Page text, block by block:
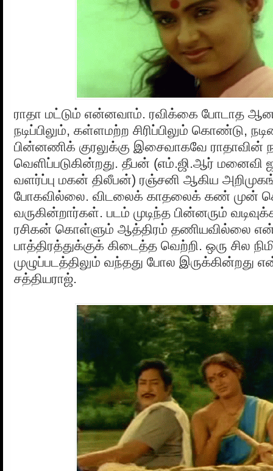
ராதா மட்டும் என்னவாம். ரவிக்கை போடாத
நடிப்பிலும், கள்ளமற்ற சிரிப்பிலும் கொண்டு,
பின்னணிக் குரலுக்கு இசைவாகவே ராதாவின்
வெளிப்படுகின்றது. தீபன் (எம்.ஜி.ஆர் மனைவி
வளர்ப்பு மகன் திலீபன்) ரஞ்சனி ஆகிய
போகவில்லை. விடலைக் காதலைக் கண் முன்
வருகின்றார்கள். படம் முடிந்த பின்னரும்
ரசிகன் கொள்ளும் ஆத்திரம் தணியவில்லை
பாத்திரத்துக்குக் கிடைத்த வெற்றி. ஒரு சில
முழுப்படத்திலும் வந்தது போல
சத்தியராஜ்.